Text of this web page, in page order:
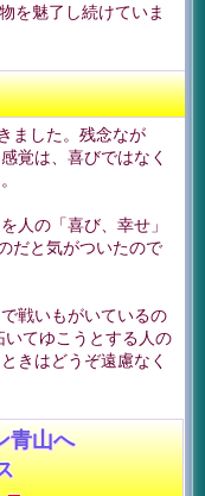
を魅了し続けていま
ました。残念なが
覚は、喜びではなく
人の「喜び、幸せ」
だと気がついたので
戦いもがいているの
てゆこうとする人の
きはどうぞ遠慮なく
青山へ